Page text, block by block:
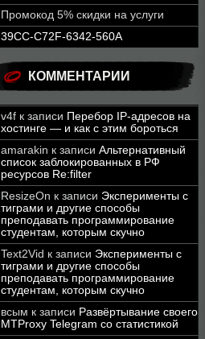
Промокод 5% скидки на услуги
39CC-C72F-6342-560A
КОММЕНТАРИИ
v4f к записи Перебор IP-адресов на
хостинге — и как с этим бороться
amarakin к записи Альтернативный
список заблокированных в РФ
ресурсов Re:filter
ResizeOn к записи Эксперименты с
тиграми и другие способы
преподавать программирование
студентам, которым скучно
Text2Vid к записи Эксперименты с
тиграми и другие способы
преподавать программирование
студентам, которым скучно
всым к записи Развёртывание своего
MTProxy Telegram со статистикой